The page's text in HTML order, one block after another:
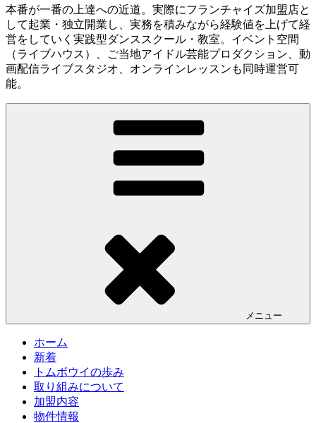
本番が一番の上達への近道。実際にフランチャイズ加盟店と
して起業・独立開業し、実務を積みながら経験値を上げて経
営をしていく実践型ダンススクール・教室。イベント空間
（ライブハウス）、ご当地アイドル芸能プロダクション、動
画配信ライブスタジオ、オンラインレッスンも同時運営可
能。
メニュー
ホーム
新着
トムボウイの歩み
取り組みについて
加盟内容
物件情報